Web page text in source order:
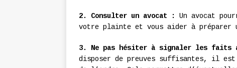
2. Consulter un avocat :
Un avocat
votre plainte et vous aider à préparer
3. Ne pas hésiter à signaler les faits
disposer de preuves suffisantes, il